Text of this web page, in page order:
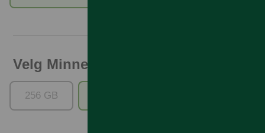
Velg Minne
256 GB